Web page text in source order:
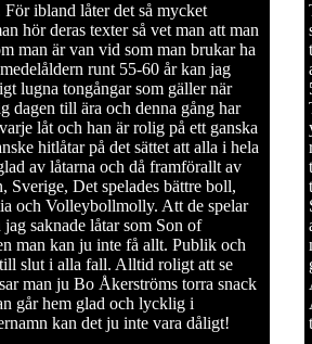
ibland låter det så mycket
hör deras texter så vet man att man
man är van vid som man brukar ha
runt 55-60 år kan jag
lugna tongångar som gäller när
dagen till ära och denna gång har
låt och han är rolig på ett ganska
hitlåtar på det sättet att alla i hela
av låtarna och då framförallt av
Det spelades bättre boll,
och Volleybollmolly. Att de spelar
saknade låtar som Son of
man kan ju inte få allt. Publik och
slut i alla fall. Alltid roligt att se
man ju Bo Åkerströms torra snack
går hem glad och lycklig i
kan det ju inte vara dåligt!